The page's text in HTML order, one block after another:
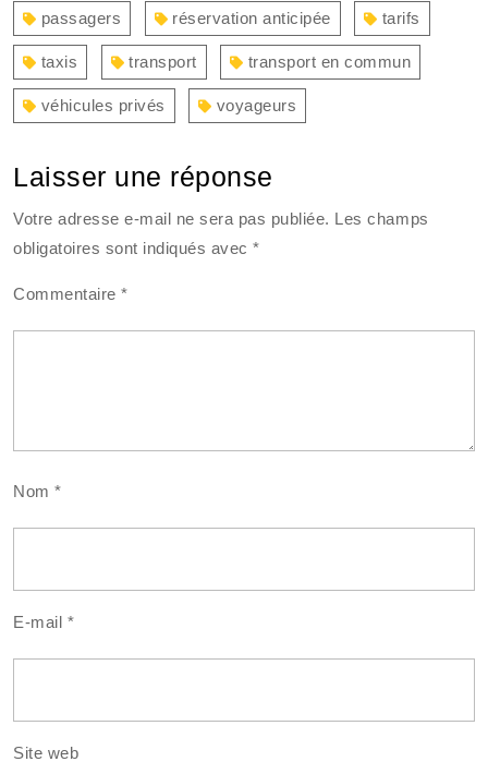
passagers réservation anticipée tarifs
taxis transport transport en commun
véhicules privés voyageurs
Laisser une réponse
Votre adresse e-mail ne sera pas publiée. Les champs
obligatoires sont indiqués avec*
Commentaire*
Nom*
E-mail *
Site web